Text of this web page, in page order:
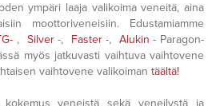
ympäri laaja valikoima veneitä, aina
moottoriveneisiin. Edustamiamme
, Silver-, Faster-, Alukin - Paragon-
myös jatkuvasti vaihtuva vaihtovene
vaihtovene valikoiman täältä!